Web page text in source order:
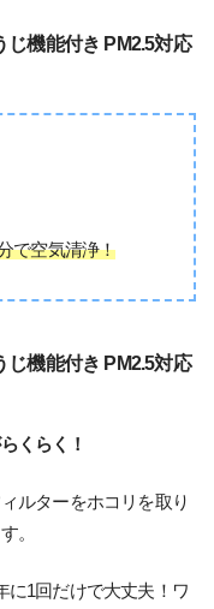
じ機能付き PM2.5対応
で空気清浄！
じ機能付き PM2.5対応
くらく！
ルターをホコリを取り
。
に1回だけで大丈夫！ワ